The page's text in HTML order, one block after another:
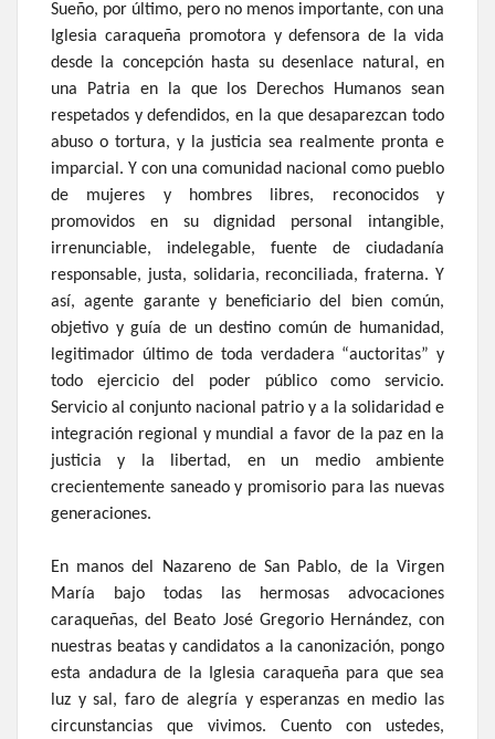
Sueño, por último, pero no menos importante, con una
Iglesia caraqueña promotora y defensora de la vida
desde la concepción hasta su desenlace natural, en
una Patria en la que los Derechos Humanos sean
respetados y defendidos, en la que desaparezcan todo
abuso o tortura, y la justicia sea realmente pronta e
imparcial. Y con una comunidad nacional como pueblo
de mujeres y hombres libres, reconocidos y
promovidos en su dignidad personal intangible,
irrenunciable, indelegable, fuente de ciudadanía
responsable, justa, solidaria, reconciliada, fraterna. Y
así, agente garante y beneficiario del bien común,
objetivo y guía de un destino común de humanidad,
legitimador último de toda verdadera “auctoritas” y
todo ejercicio del poder público como servicio.
Servicio al conjunto nacional patrio y a la solidaridad e
integración regional y mundial a favor de la paz en la
justicia y la libertad, en un medio ambiente
crecientemente saneado y promisorio para las nuevas
generaciones.
En manos del Nazareno de San Pablo, de la Virgen
María bajo todas las hermosas advocaciones
caraqueñas, del Beato José Gregorio Hernández, con
nuestras beatas y candidatos a la canonización, pongo
esta andadura de la Iglesia caraqueña para que sea
luz y sal, faro de alegría y esperanzas en medio las
circunstancias que vivimos. Cuento con ustedes,